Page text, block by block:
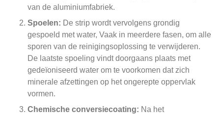
van de aluminiumfabriek.
Spoelen: De strip wordt vervolgens grondig
gespoeld met water, Vaak in meerdere fasen, om alle
sporen van de reinigingsoplossing te verwijderen.
De laatste spoeling vindt doorgaans plaats met
gedeïoniseerd water om te voorkomen dat zich
minerale afzettingen op het ongerepte oppervlak
vormen.
Chemische conversiecoating: Na het